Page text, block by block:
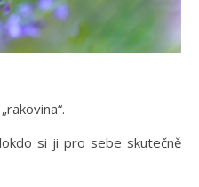
si ji pro sebe skutečně